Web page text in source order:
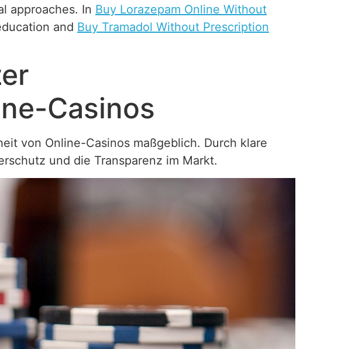
approaches. In Buy Lorazepam Online Without
and Buy Tramadol Without Prescription
Casinos
von Online-Casinos maßgeblich. Durch klare
und die Transparenz im Markt.